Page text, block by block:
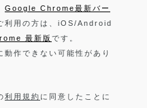
Google Chrome最新バー
利用の方は、iOS/Android
最新版 です。
動作できない可能性があり
利用規約 に同意したことに